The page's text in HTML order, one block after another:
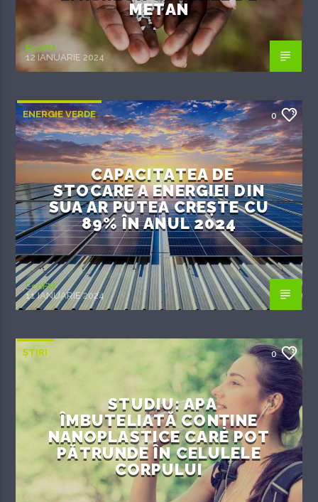
METAN
EcoFM
12 IANUARIE 2024
ENERGIE VERDE 0
CAPACITATEA DE
STOCARE A ENERGIEI DIN
SUA AR PUTEA CREȘTE CU
89% ÎN ANUL 2024
EcoFM
11 IANUARIE 2024
ȘTIRI 0
STUDIU: APA
ÎMBUTELIATĂ CONȚINE
NANOPLASTICE CARE POT
PĂTRUNDE ÎN CELULELE
CORPULUI